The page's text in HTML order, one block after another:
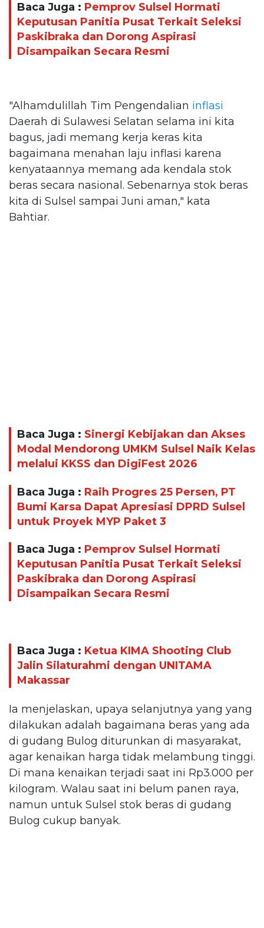
Baca Juga : Pemprov Sulsel Hormati
Keputusan Panitia Pusat Terkait Seleksi
Paskibraka dan Dorong Aspirasi
Disampaikan Secara Resmi
"Alhamdulillah Tim Pengendalian inflasi
Daerah di Sulawesi Selatan selama ini kita
bagus, jadi memang kerja keras kita
bagaimana menahan laju inflasi karena
kenyataannya memang ada kendala stok
beras secara nasional. Sebenarnya stok beras
kita di Sulsel sampai Juni aman," kata
Bahtiar.
Baca Juga : Sinergi Kebijakan dan Akses
Modal Mendorong UMKM Sulsel Naik Kelas
melalui KKSS dan DigiFest 2026
Baca Juga : Raih Progres 25 Persen, PT
Bumi Karsa Dapat Apresiasi DPRD Sulsel
untuk Proyek MYP Paket 3
Baca Juga : Pemprov Sulsel Hormati
Keputusan Panitia Pusat Terkait Seleksi
Paskibraka dan Dorong Aspirasi
Disampaikan Secara Resmi
Baca Juga : Ketua KIMA Shooting Club
Jalin Silaturahmi dengan UNITAMA
Makassar
Ia menjelaskan, upaya selanjutnya yang yang
dilakukan adalah bagaimana beras yang ada
di gudang Bulog diturunkan di masyarakat,
agar kenaikan harga tidak melambung tinggi.
Di mana kenaikan terjadi saat ini Rp3.000 per
kilogram. Walau saat ini belum panen raya,
namun untuk Sulsel stok beras di gudang
Bulog cukup banyak.